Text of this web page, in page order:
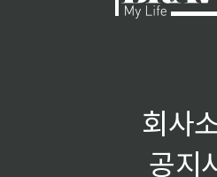
회사
공지